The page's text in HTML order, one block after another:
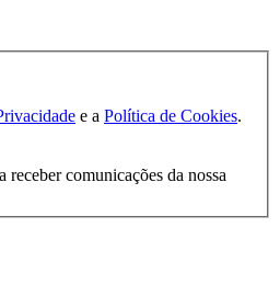
e a Política de Cookies.
receber comunicações da nossa